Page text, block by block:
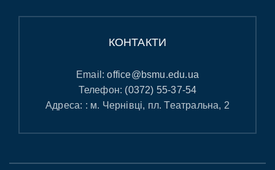
КОНТАКТИ
Email:office@bsmu.edu.ua
Телефон: (0372) 55-37-54
Адреса: : м. Чернівці, пл. Театральна, 2